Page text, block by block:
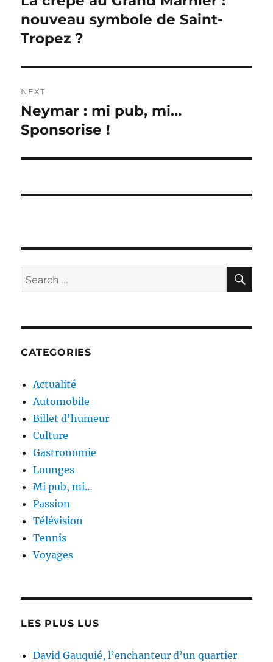
post:
nouveau symbole de Saint-
Tropez ?
NEXT
Next
post:
Neymar : mi pub, mi…
Sponsorise !
Search
for:
CATEGORIES
Actualité
Automobile
Billet d'humeur
Culture
Gastronomie
Lounges
Mi pub, mi…
Passion
Télévision
Tennis
Voyages
LES PLUS LUS
David Gauquié, l’enchanteur d’un quartier